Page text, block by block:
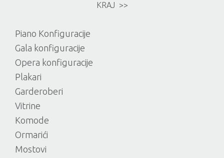
KRAJ >>
Piano Konfiguracije
Gala konfiguracije
Opera konfiguracije
Plakari
Garderoberi
Vitrine
Komode
Ormarići
Mostovi